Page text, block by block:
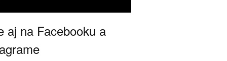
aj na Facebooku a